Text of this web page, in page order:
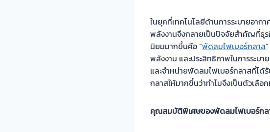
ในยุคที่เทคโนโลยีด้านการระบายอา
พลังงานจึงกลายเป็นปัจจัยสำคัญที่ธุร
นิยมมากขึ้นคือ “พัดลมไฟเบอร์กลาส
พลังงาน และประสิทธิภาพในการระบ
และจำหน่ายพัดลมไฟเบอร์กลาสที่ได้
กลาสให้มากขึ้นว่าทำไมจึงเป็นตัวเลื
คุณสมบัติพิเศษของพัดลมไฟเบอร์ก